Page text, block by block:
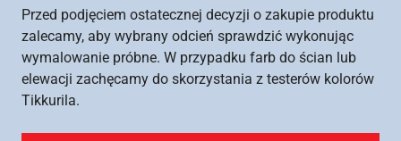
Przed podjęciem ostatecznej decyzji o zakupie produktu
zalecamy, aby wybrany odcień sprawdzić wykonując
wymalowanie próbne. W przypadku farb do ścian lub
elewacji zachęcamy do skorzystania z testerów kolorów
Tikkurila.